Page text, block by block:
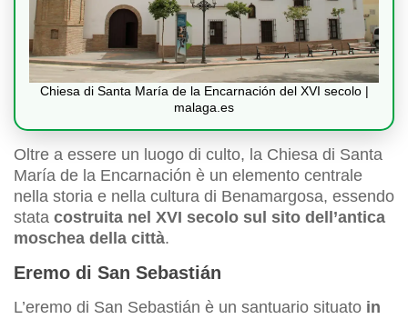
Chiesa di Santa María de la Encarnación del XVI secolo |
malaga.es
Oltre a essere un luogo di culto, la Chiesa di Santa
María de la Encarnación è un elemento centrale
nella storia e nella cultura di Benamargosa, essendo
stata costruita nel XVI secolo sul sito dell’antica
moschea della città.
Eremo di San Sebastián
L’eremo di San Sebastián è un santuario situato in